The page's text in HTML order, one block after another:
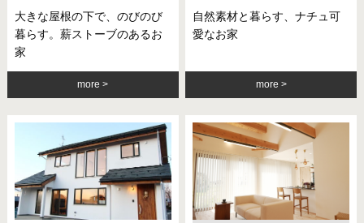
大きな屋根の下で、のびのび
暮らす。薪ストーブのあるお
家
more
自然素材と暮らす、ナチュ可
愛なお家
more